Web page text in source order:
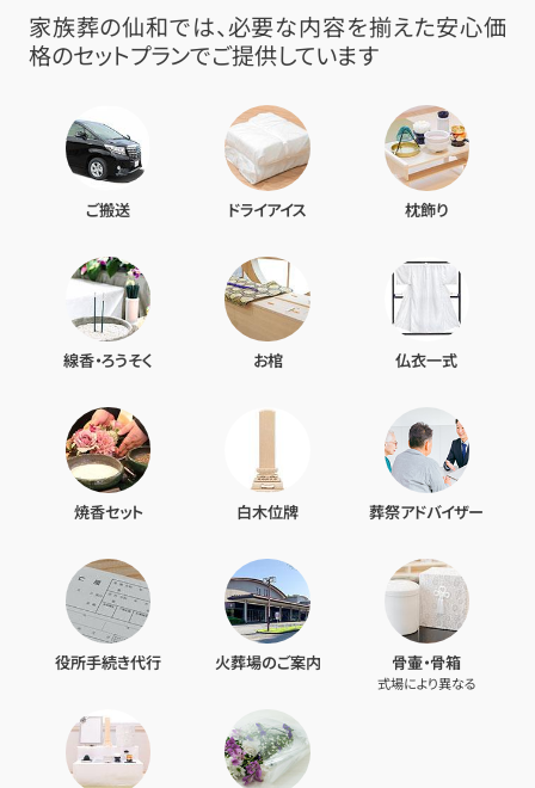
家族葬の仙和では、必要な内容を揃えた安心価
格のセットプランでご提供しています
ご搬送 ドライアイス 枕飾り
線香・ろうそく お棺 仏衣一式
焼香セット 白木位牌 葬祭アドバイザー
役所手続き代行 火葬場のご案内 骨壷・骨箱
式場により異なる